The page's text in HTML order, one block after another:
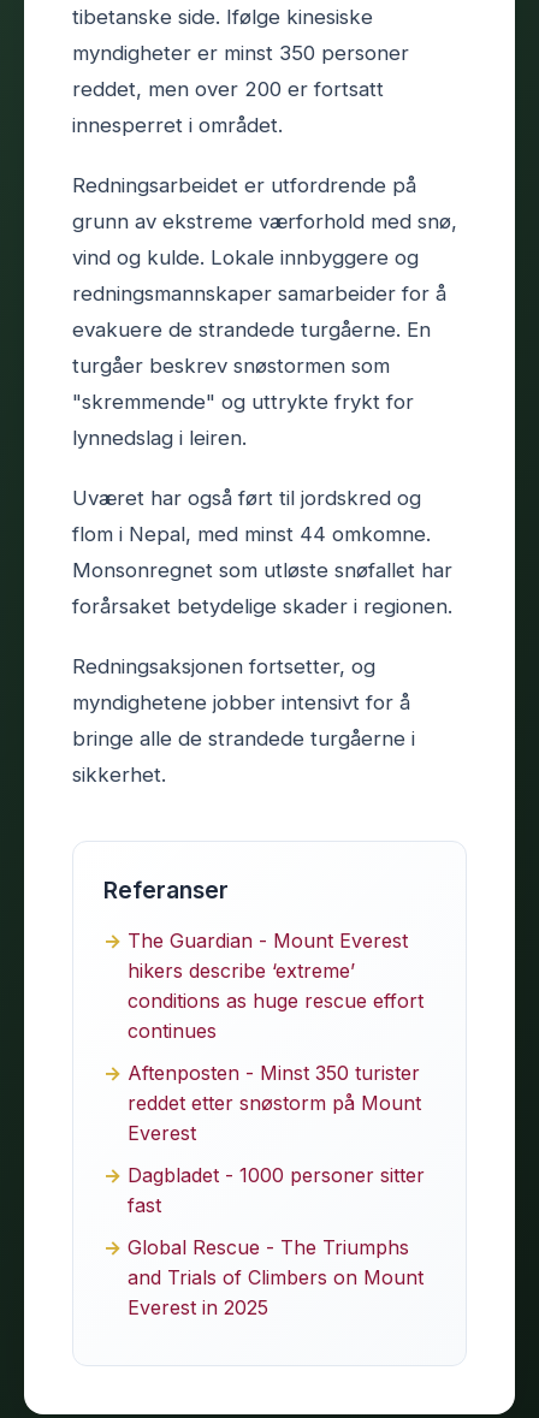
tibetanske side. Ifølge kinesiske
myndigheter er minst 350 personer
reddet, men over 200 er fortsatt
innesperret i området.
Redningsarbeidet er utfordrende på
grunn av ekstreme værforhold med snø,
vind og kulde. Lokale innbyggere og
redningsmannskaper samarbeider for å
evakuere de strandede turgåerne. En
turgåer beskrev snøstormen som
"skremmende" og uttrykte frykt for
lynnedslag i leiren.
Uværet har også ført til jordskred og
flom i Nepal, med minst 44 omkomne.
Monsonregnet som utløste snøfallet har
forårsaket betydelige skader i regionen.
Redningsaksjonen fortsetter, og
myndighetene jobber intensivt for å
bringe alle de strandede turgåerne i
sikkerhet.
Referanser
The Guardian - Mount Everest
hikers describe ‘extreme’
conditions as huge rescue effort
continues
Aftenposten - Minst 350 turister
reddet etter snøstorm på Mount
Everest
Dagbladet - 1000 personer sitter
fast
Global Rescue - The Triumphs
and Trials of Climbers on Mount
Everest in 2025